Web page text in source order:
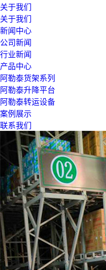
关于我们
关于我们
新闻中心
公司新闻
行业新闻
产品中心
阿勒泰货架系列
阿勒泰升降平台
阿勒泰转运设备
案例展示
联系我们